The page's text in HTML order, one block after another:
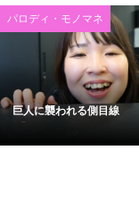
パロディ・モノマネ
巨人に襲われる側目線